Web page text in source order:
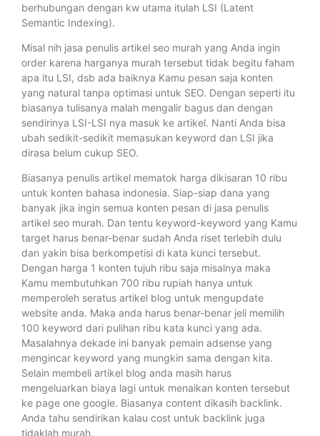
berhubungan dengan kw utama itulah LSI (Latent
Semantic Indexing).
Misal nih jasa penulis artikel seo murah yang Anda ingin
order karena harganya murah tersebut tidak begitu faham
apa itu LSI, dsb ada baiknya Kamu pesan saja konten
yang natural tanpa optimasi untuk SEO. Dengan seperti itu
biasanya tulisanya malah mengalir bagus dan dengan
sendirinya LSI-LSI nya masuk ke artikel. Nanti Anda bisa
ubah sedikit-sedikit memasukan keyword dan LSI jika
dirasa belum cukup SEO.
Biasanya penulis artikel mematok harga dikisaran 10 ribu
untuk konten bahasa indonesia. Siap-siap dana yang
banyak jika ingin semua konten pesan di jasa penulis
artikel seo murah. Dan tentu keyword-keyword yang Kamu
target harus benar-benar sudah Anda riset terlebih dulu
dan yakin bisa berkompetisi di kata kunci tersebut.
Dengan harga 1 konten tujuh ribu saja misalnya maka
Kamu membutuhkan 700 ribu rupiah hanya untuk
memperoleh seratus artikel blog untuk mengupdate
website anda. Maka anda harus benar-benar jeli memilih
100 keyword dari pulihan ribu kata kunci yang ada.
Masalahnya dekade ini banyak pemain adsense yang
mengincar keyword yang mungkin sama dengan kita.
Selain membeli artikel blog anda masih harus
mengeluarkan biaya lagi untuk menaikan konten tersebut
ke page one google. Biasanya content dikasih backlink.
Anda tahu sendirikan kalau cost untuk backlink juga
tidaklah murah.